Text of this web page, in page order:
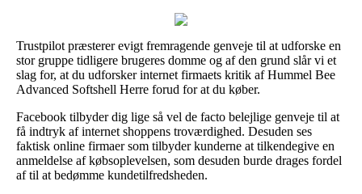
Trustpilot præsterer evigt fremragende genveje til at udforske en
stor gruppe tidligere brugeres domme og af den grund slår vi et
slag for, at du udforsker internet firmaets kritik af Hummel Bee
Advanced Softshell Herre forud for at du køber.
Facebook tilbyder dig lige så vel de facto belejlige genveje til at
få indtryk af internet shoppens troværdighed. Desuden ses
faktisk online firmaer som tilbyder kunderne at tilkendegive en
anmeldelse af købsoplevelsen, som desuden burde drages fordel
af til at bedømme kundetilfredsheden.